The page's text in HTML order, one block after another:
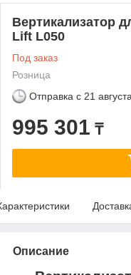
Вертикализатор
Lift L050
Под заказ
Розница
Отправка с 21
995 301 ₸
Описание